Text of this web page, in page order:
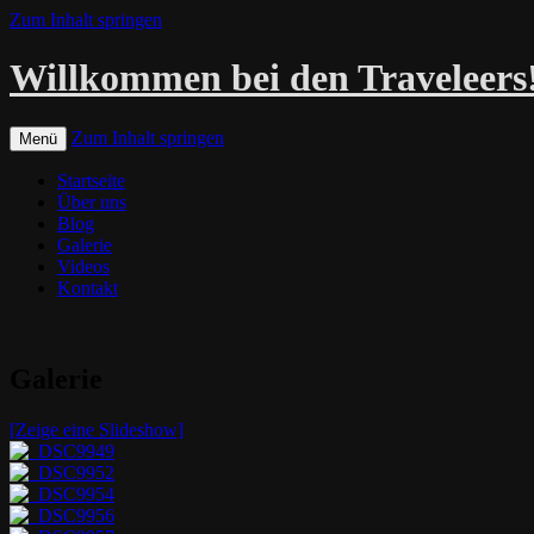
Zum Inhalt springen
Willkommen bei den
Menü Zum Inhalt springen
Startseite
Über uns
Blog
Galerie
Videos
Kontakt
[Zeige eine Slideshow]